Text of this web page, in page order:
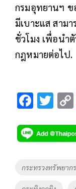
กรมอุทยานฯ
มีเบาะแส สาม
ชั่วโมง เพื่อนำ
กฎหมายต่อไป.
F
e
b
o
o
T
tt
er
Tags
กระทรวงทรัพยาก